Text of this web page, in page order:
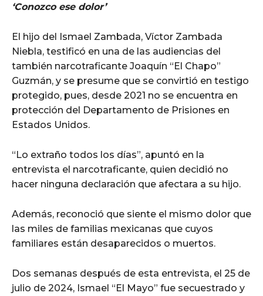
‘Conozco ese dolor’
El hijo del Ismael Zambada, Víctor Zambada
Niebla, testificó en una de las audiencias del
también narcotraficante Joaquín “El Chapo”
Guzmán, y se presume que se convirtió en testigo
protegido, pues, desde 2021 no se encuentra en
protección del Departamento de Prisiones en
Estados Unidos.
“Lo extraño todos los días”, apuntó en la
entrevista el narcotraficante, quien decidió no
hacer ninguna declaración que afectara a su hijo.
Además, reconoció que siente el mismo dolor que
las miles de familias mexicanas que cuyos
familiares están desaparecidos o muertos.
Dos semanas después de esta entrevista, el 25 de
julio de 2024, Ismael “El Mayo” fue secuestrado y